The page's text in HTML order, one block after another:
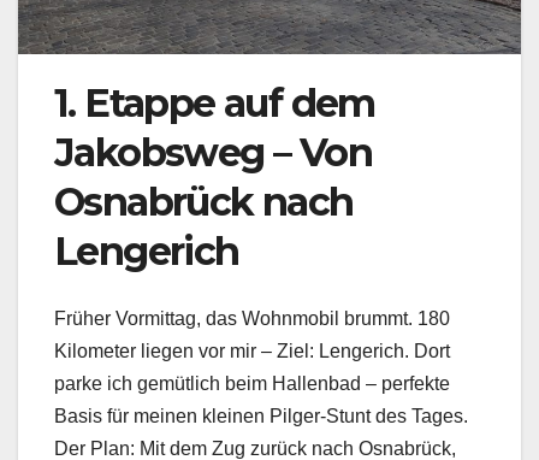
1. Etappe auf dem
Jakobsweg – Von
Osnabrück nach
Lengerich
Früher Vormittag, das Wohnmobil brummt. 180
Kilometer liegen vor mir – Ziel: Lengerich. Dort
parke ich gemütlich beim Hallenbad – perfekte
Basis für meinen kleinen Pilger-Stunt des Tages.
Der Plan: Mit dem Zug zurück nach Osnabrück,